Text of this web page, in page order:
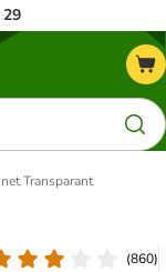
Transparant
(860)